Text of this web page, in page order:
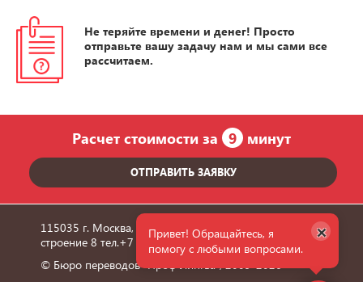
Не теряйте времени и денег! Просто
отправьте вашу задачу нам и мы сами все
рассчитаем.
Расчет стоимости за 9 минут
ОТПРАВИТЬ ЗАЯВКУ
115035 г. Москва, улица Пятницкая, дом 6/1,
строение 8 тел.+7 495 660 36 24
© Бюро переводов "Проф Лингва", 2009-2026
Привет! Обращайтесь, я
помогу с любыми вопросами.
×